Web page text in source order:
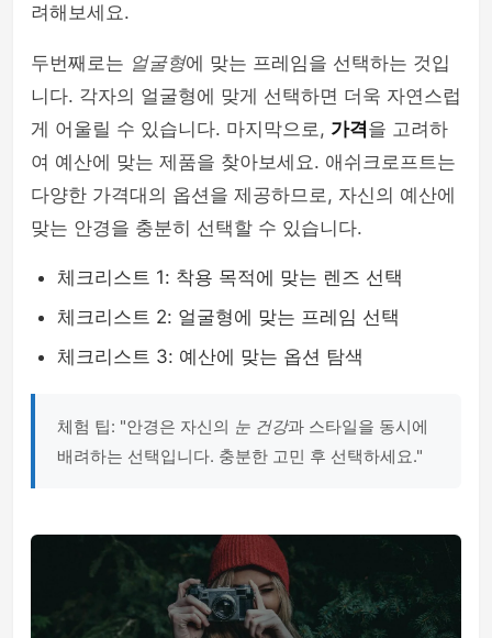
려해보세요.
두번째로는 얼굴형에 맞는 프레임을 선택하는 것입
니다. 각자의 얼굴형에 맞게 선택하면 더욱 자연스럽
게 어울릴 수 있습니다. 마지막으로, 가격을 고려하
여 예산에 맞는 제품을 찾아보세요. 애쉬크로프트는
다양한 가격대의 옵션을 제공하므로, 자신의 예산에
맞는 안경을 충분히 선택할 수 있습니다.
체크리스트 1: 착용 목적에 맞는 렌즈 선택
체크리스트 2: 얼굴형에 맞는 프레임 선택
체크리스트 3: 예산에 맞는 옵션 탐색
체험 팁: "안경은 자신의 눈 건강과 스타일을 동시에
배려하는 선택입니다. 충분한 고민 후 선택하세요."